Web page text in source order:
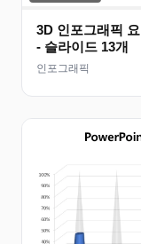
3D 인포그래픽
- 슬라이드 13개
인포그래픽